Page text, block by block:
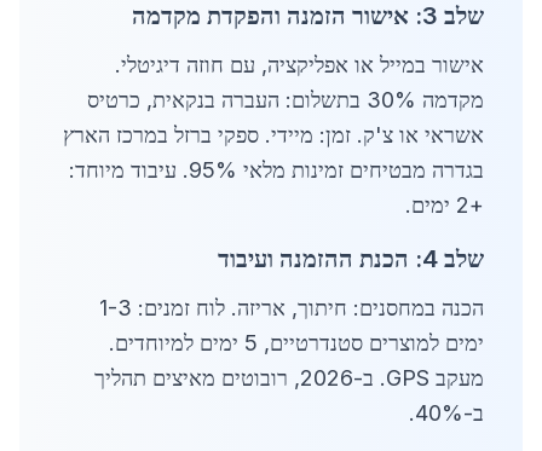
שלב 3: אישור הזמנה והפקדת מקדמה
אישור במייל או אפליקציה, עם חוזה דיגיטלי.
מקדמה 30% בתשלום: העברה בנקאית, כרטיס
אשראי או צ'ק. זמן: מיידי. ספקי ברזל במרכז הארץ
בגדרה מבטיחים זמינות מלאי 95%. עיבוד מיוחד:
+2 ימים.
שלב 4: הכנת ההזמנה ועיבוד
הכנה במחסנים: חיתוך, אריזה. לוח זמנים: 1-3
ימים למוצרים סטנדרטיים, 5 ימים למיוחדים.
מעקב GPS. ב-2026, רובוטים מאיצים תהליך
ב-40%.